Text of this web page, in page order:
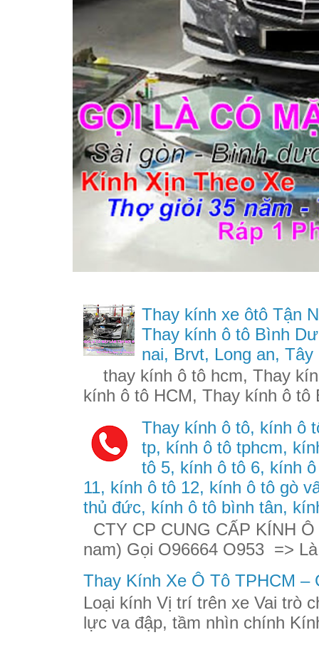
Thay kính xe ôtô Tận
Thay kính ô tô Bình
nai, Brvt, Long an,
thay kính ô tô hcm, Thay
kính ô tô HCM, Thay kính ô
Thay kính ô tô, kính ô
tp, kính ô tô tphcm,
tô 5, kính ô tô 6, kính
11, kính ô tô 12, kính ô tô gò
thủ đức, kính ô tô bình tân,
CTY CP CUNG CẤP KÍNH
nam) Gọi O96664 O953 =>
Thay Kính Xe Ô Tô TPHCM –
Loại kính Vị trí trên xe Vai trò
lực va đập, tầm nhìn chính